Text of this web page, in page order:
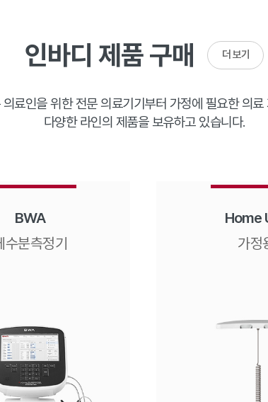
인바디 제품 구매 더 보기
료인을 위한 전문 의료기기부터 가정에 필요한 의료
다양한 라인의 제품을 보유하고 있습니다.
BWA
수분측정기
Home
가정